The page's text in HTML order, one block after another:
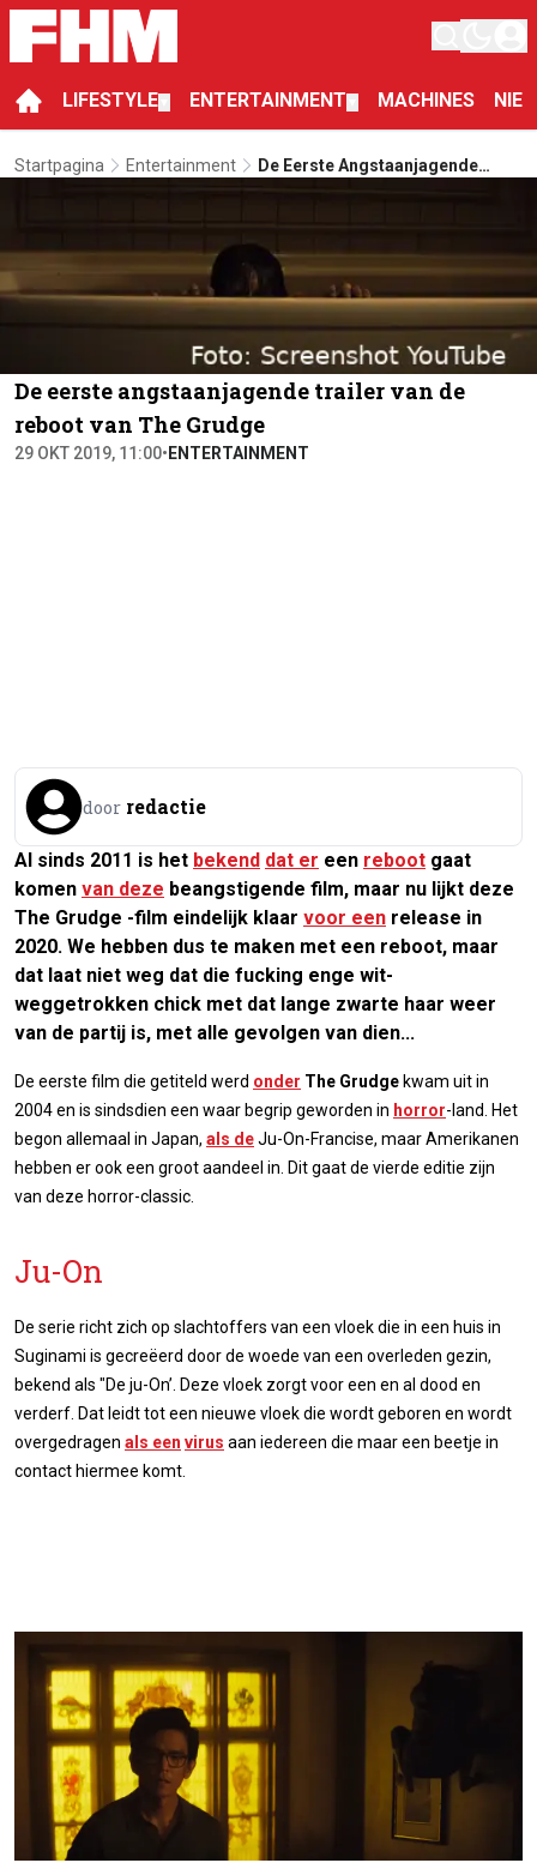
LIFESTYLE ENTERTAINMENT MACHINES
Startpagina Entertainment
De Eerste Angstaanjagende
De eerste angstaanjagende trailer van de
reboot van The Grudge
29 OKT 2019, 11:00• ENTERTAINMENT
door redactie
Al sinds 2011 is het bekend dat er een reboot gaat
komen van deze beangstigende film, maar nu lijkt deze
The Grudge -film eindelijk klaar voor een release in
2020. We hebben dus te maken met een reboot, maar
dat laat niet weg dat die fucking enge wit-
weggetrokken chick met dat lange zwarte haar weer
van de partij is, met alle gevolgen van dien...
De eerste film die getiteld werd onder The Grudge kwam uit in
2004 en is sindsdien een waar begrip geworden in horror-land. Het
begon allemaal in Japan, als deJu-On-Francise, maar Amerikanen
hebben er ook een groot aandeel in. Dit gaat de vierde editie zijn
van deze horror-classic.
Ju-On
De serie richt zich op slachtoffers van een vloek die in een huis in
Suginami is gecreëerd door de woede van een overleden gezin,
bekend als "De ju-On’. Deze vloek zorgt voor een en al dood en
verderf. Dat leidt tot een nieuwe vloek die wordt geboren en wordt
overgedragen als een virus aan iedereen die maar een beetje in
contact hiermee komt.